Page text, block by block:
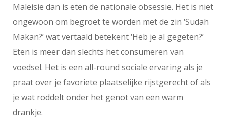
Maleisie dan is eten de nationale obsessie. Het is niet
ongewoon om begroet te worden met de zin ‘Sudah
Makan?’ wat vertaald betekent ‘Heb je al gegeten?’
Eten is meer dan slechts het consumeren van
voedsel. Het is een all-round sociale ervaring als je
praat over je favoriete plaatselijke rijstgerecht of als
je wat roddelt onder het genot van een warm
drankje.